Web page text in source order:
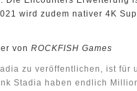
wird zudem nativer 4K
von ROCKFISH Games
zu veröffentlichen, ist für
Stadia haben endlich